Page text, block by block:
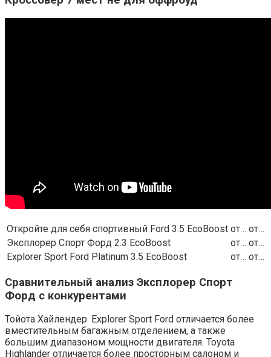
Откройте для себя спортивный Ford 3.5 EcoBoost от… от…
Эксплорер Спорт Форд 2.3 EcoBoost
от… от…
Explorer Sport Ford Platinum 3.5 EcoBoost
от… от…
Сравнительный анализ Эксплорер Спорт
Форд с конкурентами
Тойота Хайлендер. Explorer Sport Ford отличается более
вместительным багажным отделением, а также
большим диапазоном мощности двигателя. Toyota
Highlander отличается более просторным салоном и